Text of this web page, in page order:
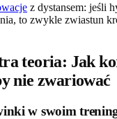
z dystansem: jeśli
to zwykle zwiastun
teoria: Jak
nie zwariować
w swoim